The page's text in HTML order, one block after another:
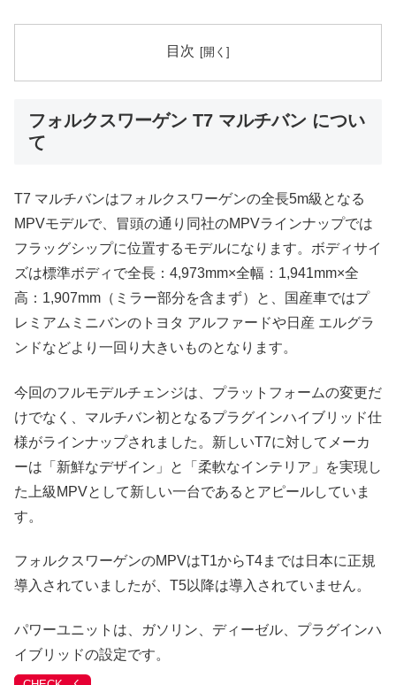
目次
フォルクスワーゲン T7 マルチバン につい
て
T7 マルチバンはフォルクスワーゲンの全長5m級となる
MPVモデルで、冒頭の通り同社のMPVラインナップでは
フラッグシップに位置するモデルになります。ボディサイ
ズは標準ボディで全長：4,973mm×全幅：1,941mm×全
高：1,907mm（ミラー部分を含まず）と、国産車ではプ
レミアムミニバンのトヨタ アルファードや日産 エルグラ
ンドなどより一回り大きいものとなります。
今回のフルモデルチェンジは、プラットフォームの変更だ
けでなく、マルチバン初となるプラグインハイブリッド仕
様がラインナップされました。新しいT7に対してメーカ
ーは「新鮮なデザイン」と「柔軟なインテリア」を実現し
た上級MPVとして新しい一台であるとアピールしていま
す。
フォルクスワーゲンのMPVはT1からT4までは日本に正規
導入されていましたが、T5以降は導入されていません。
パワーユニットは、ガソリン、ディーゼル、プラグインハ
イブリッドの設定です。